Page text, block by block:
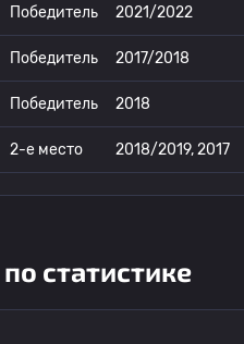
Победитель 2021/2022
Победитель 2017/2018
Победитель 2018
2-е место 2018/2019, 2017
статистике